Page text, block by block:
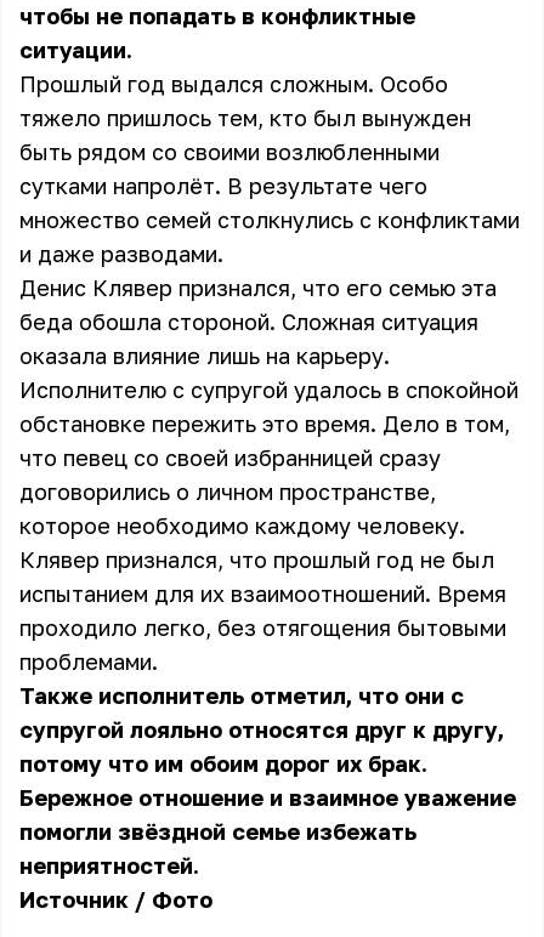
чтобы не попадать в конфликтные
ситуации.
Прошлый год выдался сложным. Особо
тяжело пришлось тем, кто был вынужден
быть рядом со своими возлюбленными
сутками напролёт. В результате чего
множество семей столкнулись с конфликтами
и даже разводами.
Денис Клявер признался, что его семью эта
беда обошла стороной. Сложная ситуация
оказала влияние лишь на карьеру.
Исполнителю с супругой удалось в спокойной
обстановке пережить это время. Дело в том,
что певец со своей избранницей сразу
договорились о личном пространстве,
которое необходимо каждому человеку.
Клявер признался, что прошлый год не был
испытанием для их взаимоотношений. Время
проходило легко, без отягощения бытовыми
проблемами.
Также исполнитель отметил, что они с
супругой лояльно относятся друг к другу,
потому что им обоим дорог их брак.
Бережное отношение и взаимное уважение
помогли звёздной семье избежать
неприятностей.
Источник / Фото